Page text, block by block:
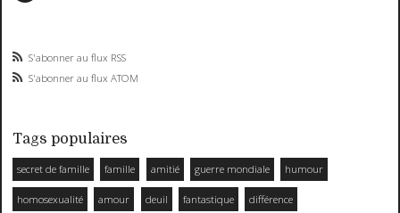
S'abonner au flux RSS
S'abonner au flux ATOM
Tags populaires
secret de famille famille amitié guerre mondiale humour
homosexualité amour deuil fantastique différence